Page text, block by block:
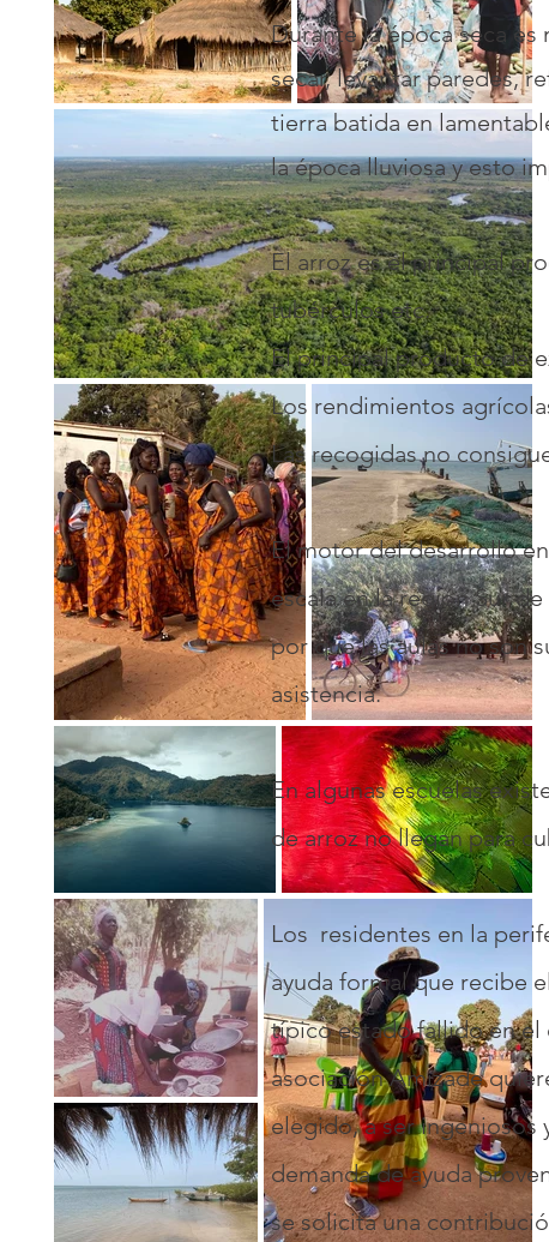
Durante la época seca
secar, levantar paredes,
tierra batida en
la época lluviosa y esto
El arroz es el principal
tubérculos etc.
El principal producto de
Los rendimientos
Las recogidas no
El motor del desarrollo
escala en la región Sur
por que las aulas no son
asistencia.
En algunas escuelas
de arroz no llegan para
Los residentes en la
ayuda formal que recibe
típico estado fallido en el
asociación Amizade
elegido, a ser ingeniosos
demanda de ayuda
se solicita una